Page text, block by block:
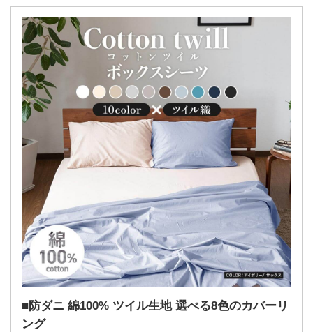
防ダニ 綿100% ツイル生地 選べる8色のカバーリ
ング